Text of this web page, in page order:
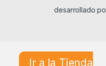
desarrollado
Ir a la Tienda